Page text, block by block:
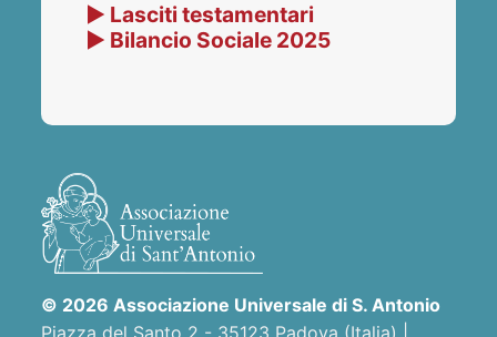
▶ Lasciti testamentari
▶ Bilancio Sociale 2025
© 2026 Associazione Universale di S. Antonio
Piazza del Santo 2 - 35123 Padova (Italia) |